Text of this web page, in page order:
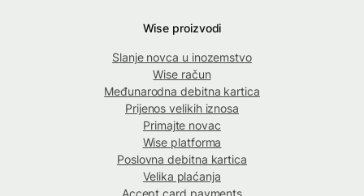
Wise proizvodi
Slanje novca u inozemstvo
Wise račun
Međunarodna debitna kartica
Prijenos velikih iznosa
Primajte novac
Wise platforma
Poslovna debitna kartica
Velika plaćanja
Accept card payments